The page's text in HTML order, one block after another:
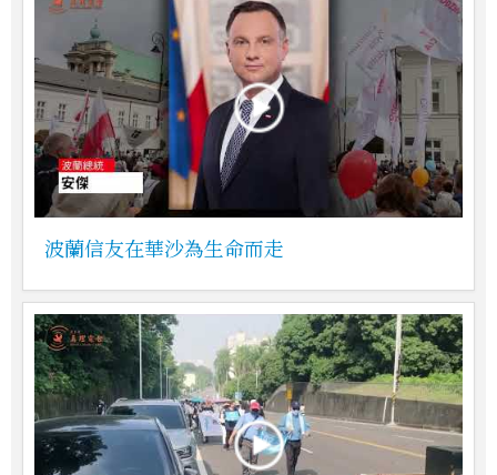
波蘭信友在華沙為生命而走